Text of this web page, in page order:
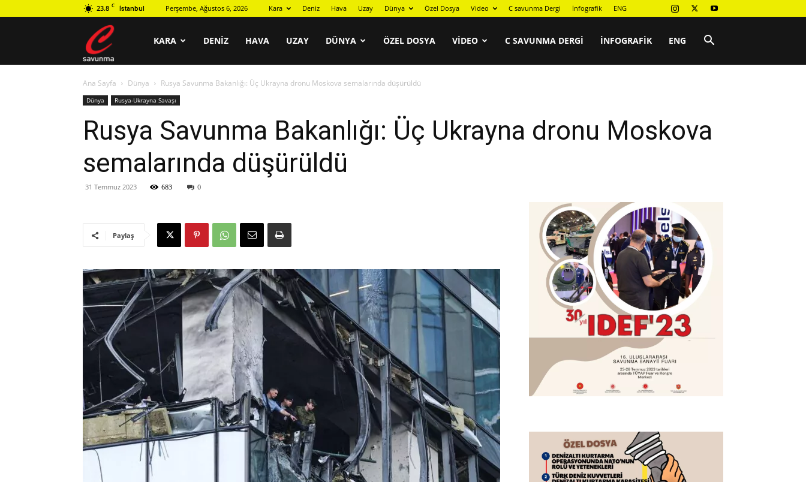
23.8 C İstanbul Perşembe, Ağustos 6, 2026 Kara Deniz Hava Uzay Dünya Özel Dosya Video C savunma Dergi İnfografik ENG
savunma
KARA DENIZ HAVA UZAY DÜNYA ÖZEL DOSYA VIDEO C SAVUNMA DERGI İNFOGRAFIK ENG
Ana Sayfa Dünya Rusya Savunma Bakanlığı: Üç Ukrayna dronu Moskova semalarında düşürüldü
Dünya Rusya-Ukrayna Savaşı
Rusya Savunma Bakanlığı: Üç Ukrayna dronu Moskova
semalarında düşürüldü
31 Temmuz 2023 683 0
Paylaş